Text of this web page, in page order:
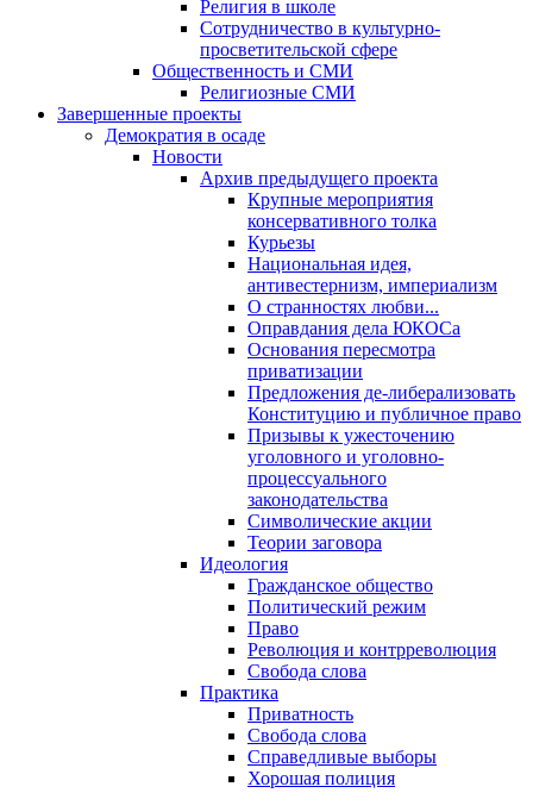
Религия в школе
Сотрудничество в культурно-
просветительской сфере
Общественность и СМИ
Религиозные СМИ
Завершенные проекты
Демократия в осаде
Новости
Архив предыдущего проекта
Крупные мероприятия
консервативного толка
Курьезы
Национальная идея,
антивестернизм, империализм
О странностях любви...
Оправдания дела ЮКОСа
Основания пересмотра
приватизации
Предложения де-либерализовать
Конституцию и публичное право
Призывы к ужесточению
уголовного и уголовно-
процессуального
законодательства
Символические акции
Теории заговора
Идеология
Гражданское общество
Политический режим
Право
Революция и контрреволюция
Свобода слова
Практика
Приватность
Свобода слова
Справедливые выборы
Хорошая полиция